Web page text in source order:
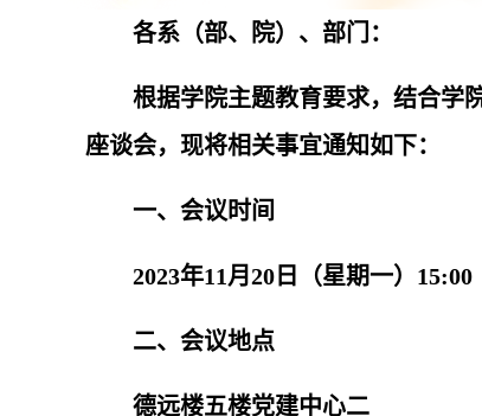
各系（部、院）、部门：
根据学院主题教育要求，结合学
座谈会，现将相关事宜通知如下：
一、会议时间
2023年11月20日（星期一）15:00
二、会议地点
德远楼五楼党建中心二